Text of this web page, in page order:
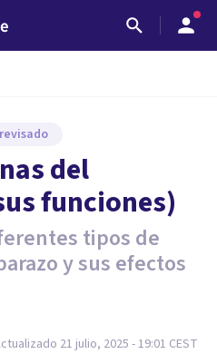
del
funciones)
tipos de
y sus efectos
21 julio, 2025 - 19:01 CEST